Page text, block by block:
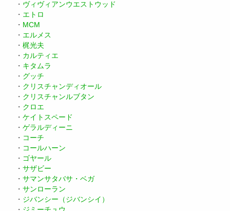
・ ヴィヴィアンウエストウッド
・ エトロ
・ MCM
・ エルメス
・ 梶光夫
・ カルティエ
・ キタムラ
・ グッチ
・ クリスチャンディオール
・ クリスチャンルブタン
・ クロエ
・ ケイトスペード
・ ゲラルディーニ
・ コーチ
・ コールハーン
・ ゴヤール
・ サザビー
・ サマンサタバサ・ベガ
・ サンローラン
・ ジバンシー（ジバンシイ）